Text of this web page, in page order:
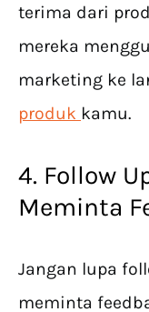
terima dari
mereka
marketing ke
produk kamu.
4. Follow
Meminta
Jangan lupa
meminta